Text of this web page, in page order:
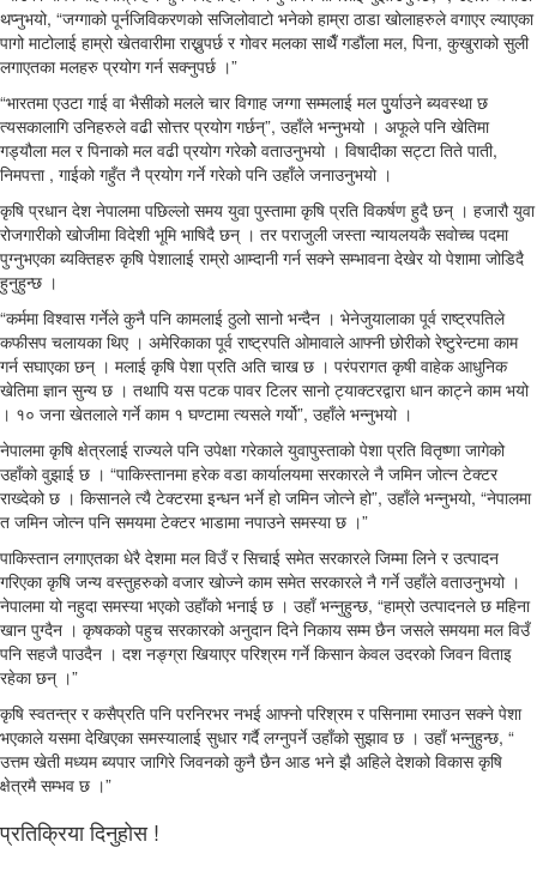
थप्नुभयो, “जग्गाको पूर्नजिविकरणको सजिलोवाटो भनेको हाम्रा ठाडा खोलाहरुले वगाएर ल्याएका
पागो माटोलाई हाम्रो खेतवारीमा राख्नुपर्छ र गोवर मलका साथैँ गडौंला मल, पिना, कुखुराको सुली
लगाएतका मलहरु प्रयोग गर्न सक्नुपर्छ ।”
“भारतमा एउटा गाई वा भैसीको मलले चार विगाह जग्गा सम्मलाई मल पुुर्याउने ब्यवस्था छ
त्यसकालागि उनिहरुले वढी सोत्तर प्रयोग गर्छन्”, उहाँले भन्नुभयो । अफूले पनि खेतिमा
गड्यौला मल र पिनाको मल वढी प्रयोग गरेकोे वताउनुभयो । विषादीका सट्टा तिते पाती,
निमपत्ता , गाईको गहुँत नै प्रयोग गर्ने गरेको पनि उहाँले जनाउनुभयो ।
कृषि प्रधान देश नेपालमा पछिल्लो समय युवा पुस्तामा कृषि प्रति विकर्षण हुदै छन् । हजारौ युवा
रोजगारीको खोजीमा विदेशी भूमि भाषिदै छन् । तर पराजुली जस्ता न्यायलयकै सवोच्च पदमा
पुग्नुभएका ब्यक्तिहरु कृषि पेशालाई राम्रो आम्दानी गर्न सक्ने सम्भावना देखेर यो पेशामा जोडिदै
हुनुहुन्छ ।
“कर्ममा विश्वास गर्नेले कुनै पनि कामलाई ठुलो सानो भन्दैन । भेनेजुयालाका पूर्व राष्ट्रपतिले
कफीसप चलायका थिए । अमेरिकाका पूर्व राष्ट्रपति ओमावाले आफ्नी छोरीको रेष्टुरेन्टमा काम
गर्न सघाएका छन् । मलाई कृषि पेशा प्रति अति चाख छ । परंपरागत कृषी वाहेक आधुनिक
खेतिमा ज्ञान सुन्य छ । तथापि यस पटक पावर टिलर सानो ट्याक्टरद्वारा धान काट्ने काम भयो
। १० जना खेतलाले गर्ने काम १ घण्टामा त्यसले गर्यो”, उहाँले भन्नुभयो ।
नेपालमा कृषि क्षेत्रलाई राज्यले पनि उपेक्षा गरेकाले युवापुस्ताको पेशा प्रति वितृष्णा जागेको
उहाँको वुझाई छ । “पाकिस्तानमा हरेक वडा कार्यालयमा सरकारले नै जमिन जोत्न टेक्टर
राख्देको छ । किसानले त्यै टेक्टरमा इन्धन भर्ने हो जमिन जोत्ने हो”, उहाँले भन्नुभयो, “नेपालमा
त जमिन जोत्न पनि समयमा टेक्टर भाडामा नपाउने समस्या छ ।”
पाकिस्तान लगाएतका धेरै देशमा मल विउँ र सिचाई समेत सरकारले जिम्मा लिने र उत्पादन
गरिएका कृषि जन्य वस्तुहरुको वजार खोज्ने काम समेत सरकारले नै गर्ने उहाँले वताउनुभयो ।
नेपालमा यो नहुदा समस्या भएको उहाँको भनाई छ । उहाँ भन्नुहुन्छ, “हाम्रो उत्पादनले छ महिना
खान पुग्दैन । कृषकको पहुच सरकारको अनुदान दिने निकाय सम्म छैन जसले समयमा मल विउँ
पनि सहजै पाउदैन । दश नङ्ग्रा खियाएर परिश्रम गर्ने किसान केवल उदरको जिवन विताइ
रहेका छन् ।”
कृषि स्वतन्त्र र कसैप्रति पनि परनिरभर नभई आफ्नो परिश्रम र पसिनामा रमाउन सक्ने पेशा
भएकाले यसमा देखिएका समस्यालाई सुधार गर्दै लग्नुपर्ने उहाँको सुझाव छ । उहाँ भन्नुहुन्छ, “
उत्तम खेती मध्यम ब्यपार जागिरे जिवनको कुनै छैन आड भने झै अहिले देशको विकास कृषि
क्षेत्रमै सम्भव छ ।”
प्रतिक्रिया दिनुहोस !